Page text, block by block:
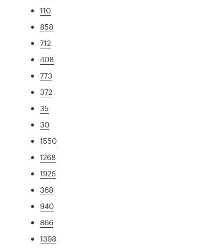
110
858
712
408
773
372
35
30
1550
1268
1926
368
940
866
1398